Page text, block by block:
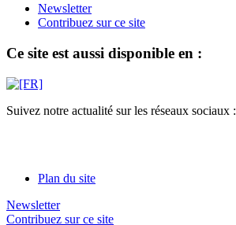
Newsletter
Contribuez sur ce site
Ce site est aussi disponible en :
Suivez notre actualité sur les réseaux sociaux :
Plan du site
Newsletter
Contribuez sur ce site